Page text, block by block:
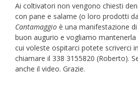
Ai coltivatori non vengono chiesti
con pane e salame (o loro prodotti
Cantamaggio è una manifestazione
buon augurio e vogliamo
cui voleste ospitarci potete scriverci
chiamare il 338 3155820 (Roberto).
anche il video. Grazie.